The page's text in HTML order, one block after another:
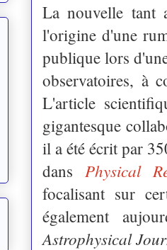
La nouvelle tant
l'origine d'une
publique lors
observatoires, à
L'article
gigantesque
il a été écrit par
dans Physical
focalisant sur
également
Astrophysical